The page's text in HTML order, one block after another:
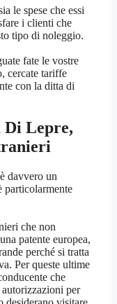
le spese che essi
i clienti che
tipo di noleggio.
fate le vostre
cercate tariffe
con la ditta di
Di Lepre,
è davvero un
particolarmente
che non
patente europea,
perché si tratta
Per queste ultime
che
autorizzazioni per